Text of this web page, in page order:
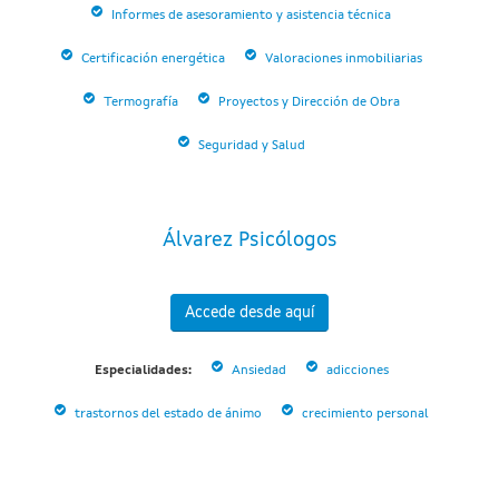
Informes de asesoramiento y asistencia técnica
Certificación energética Valoraciones inmobiliarias
Termografía Proyectos y Dirección de Obra
Seguridad y Salud
Álvarez Psicólogos
Accede desde aquí
Especialidades: Ansiedad adicciones
trastornos del estado de ánimo crecimiento personal